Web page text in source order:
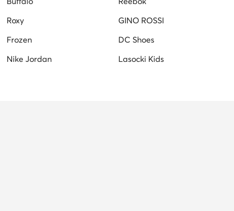
Roxy
GINO ROSSI
Frozen
DC Shoes
Nike Jordan Lasocki Kids